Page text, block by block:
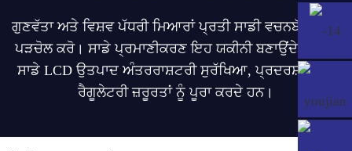
ਗੁਣਵੱਤਾ ਅਤੇ ਵਿਸ਼ਵ ਪੱਧਰੀ ਮਿਆਰਾਂ ਪ੍ਰਤੀ ਸਾਡੀ ਵਚਨਬੱਧਤਾ ਦੀ
ਪੜਚੋਲ ਕਰੋ। ਸਾਡੇ ਪ੍ਰਮਾਣੀਕਰਣ ਇਹ ਯਕੀਨੀ ਬਣਾਉਂਦੇ ਹਨ ਕਿ
ਸਾਡੇ LCD ਉਤਪਾਦ ਅੰਤਰਰਾਸ਼ਟਰੀ ਸੁਰੱਖਿਆ, ਪ੍ਰਦਰਸ਼ਨ ਅਤੇ
ਰੈਗੂਲੇਟਰੀ ਜ਼ਰੂਰਤਾਂ ਨੂੰ ਪੂਰਾ ਕਰਦੇ ਹਨ।